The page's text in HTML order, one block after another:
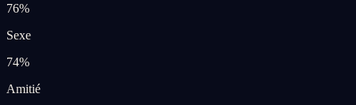
76%
Sexe
74%
Amitié